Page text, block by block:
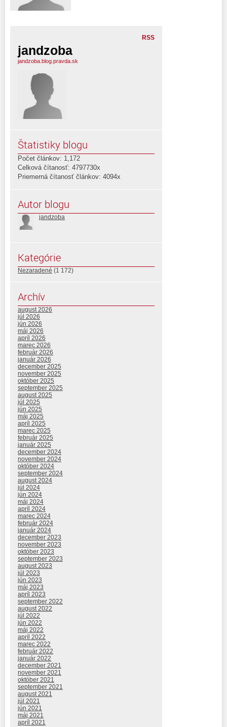
RSS
jandzoba
jandzoba.blog.pravda.sk
Štatistiky blogu
Počet článkov: 1,172
Celková čítanosť: 4797730x
Priemerná čítanosť článkov: 4094x
Autor blogu
jandzoba
Kategórie
Nezaradené (1 172)
Archív
august 2026
júl 2026
jún 2026
máj 2026
apríl 2026
marec 2026
február 2026
január 2026
december 2025
november 2025
október 2025
september 2025
august 2025
júl 2025
jún 2025
máj 2025
apríl 2025
marec 2025
február 2025
január 2025
december 2024
november 2024
október 2024
september 2024
august 2024
júl 2024
jún 2024
máj 2024
apríl 2024
marec 2024
február 2024
január 2024
december 2023
november 2023
október 2023
september 2023
august 2023
júl 2023
jún 2023
máj 2023
apríl 2023
september 2022
august 2022
júl 2022
jún 2022
máj 2022
apríl 2022
marec 2022
február 2022
január 2022
december 2021
november 2021
október 2021
september 2021
august 2021
júl 2021
jún 2021
máj 2021
apríl 2021